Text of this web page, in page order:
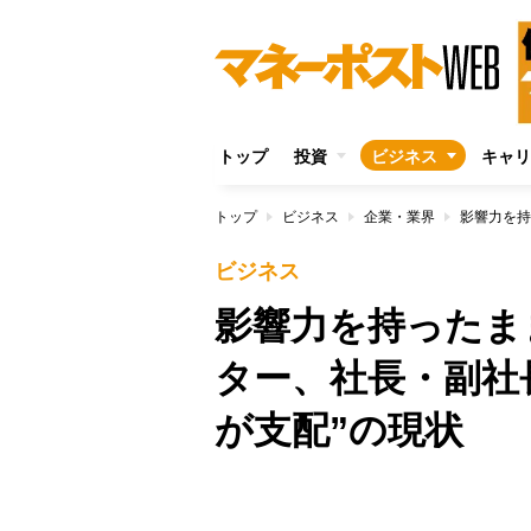
トップ 投資 ビジネス キャ
トップ ビジネス 企業・業界
ビジネス
影響力を持った
ター、社長・副
が支配”の現状